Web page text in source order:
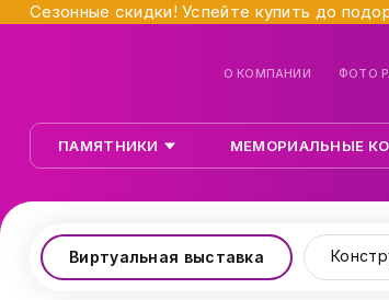
Сезонные скидки! Успейте купить до
О КОМПАНИИ ФОТО
ПАМЯТНИКИ МЕМОРИАЛЬНЫЕ
Виртуальная выставка